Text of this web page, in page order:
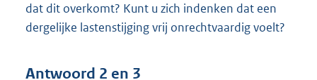
dat dit overkomt? Kunt u zich indenken dat een
dergelijke lastenstijging vrij onrechtvaardig voelt?
Antwoord 2 en 3